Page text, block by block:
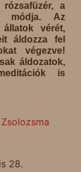
a
módja. Az
vérét,
áldozza fel
végezve!
áldozatok,
is
28.